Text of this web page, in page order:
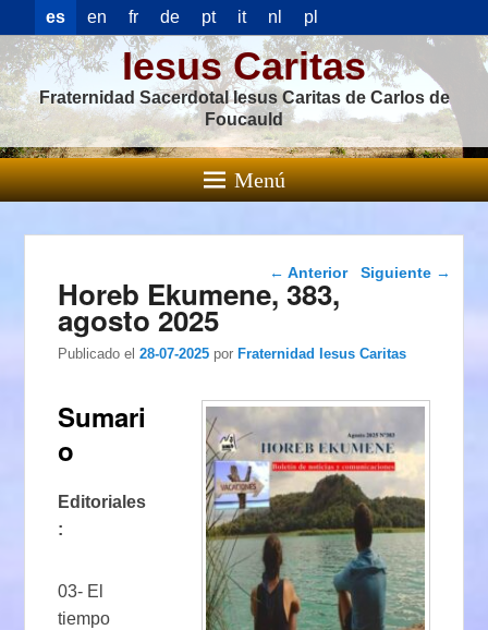
es en fr de pt it nl pl
Iesus Caritas
Fraternidad Sacerdotal Iesus Caritas de Carlos de
Foucauld
Menú
Navegación de
entradas
← Anterior Siguiente →
Horeb Ekumene, 383,
agosto 2025
Publicado el 28-07-2025 porFraternidad Iesus Caritas
Sumari
o
Editoriales
:
03- El
tiempo